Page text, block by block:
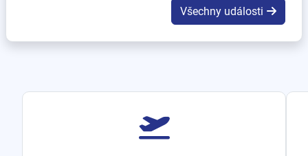
Všechny události